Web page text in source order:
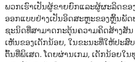
ພວກເຮົາເປັນຜູ້ຂາຍຍົກແລະຜູ້ຜະລິດຂອ
ອອກແບບຢ່າງເປັນອິດສະຫຼະຂອງຫຼິ້ນພັ
ຊະນິດທີ່ສາມາດກະຕຸ້ນຄວາມຄິດສ້າງສັ
ເຫັນຂອງເດັກນ້ອຍ, ໃນຂະນະທີ່ໃຫ້ປະ
ຕົ້ນທີ່ພິເສດ. ໂດຍຜ່ານເກມ, ເດັກນ້ອຍໃ